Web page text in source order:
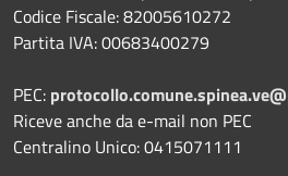
Codice Fiscale: 82005610272
Partita IVA: 00683400279
PEC:
Riceve anche da e-mail non PEC
Centralino Unico: 0415071111